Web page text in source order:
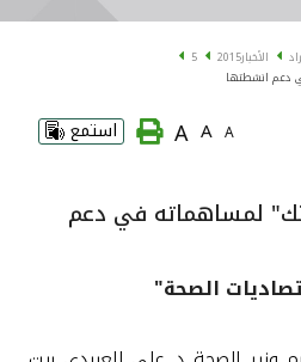
الأخبار2015
5
دعم انشطتها
A
A
A استمع
لمساهماته في دعم
الصحة"